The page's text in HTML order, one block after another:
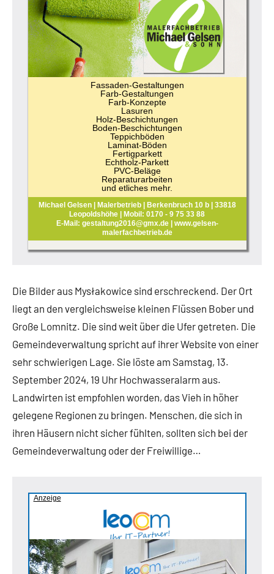
Fassaden-Gestaltungen
Farb-Gestaltungen
Farb-Konzepte
Lasuren
Holz-Beschichtungen
Boden-Beschichtungen
Teppichböden
Laminat-Böden
Fertigparkett
Echtholz-Parkett
PVC-Beläge
Reparaturarbeiten
und etliches mehr.
Michael Gelsen | Malerbetrieb | Berkenbruch 10 b | 33818
Leopoldshöhe | Mobil: 0170 - 9 75 33 88
E-Mail: gestaltung2016@gmx.de | www.gelsen-
malerfachbetrieb.de
Die Bilder aus Mysłakowice sind erschreckend. Der Ort
liegt an den vergleichsweise kleinen Flüssen Bober und
Große Lomnitz. Die sind weit über die Ufer getreten. Die
Gemeindeverwaltung spricht auf ihrer Website von einer
sehr schwierigen Lage. Sie löste am Samstag, 13.
September 2024, 19 Uhr Hochwasseralarm aus.
Landwirten ist empfohlen worden, das Vieh in höher
gelegene Regionen zu bringen. Menschen, die sich in
ihren Häusern nicht sicher fühlten, sollten sich bei der
Gemeindeverwaltung oder der Freiwillige…
Anzeige